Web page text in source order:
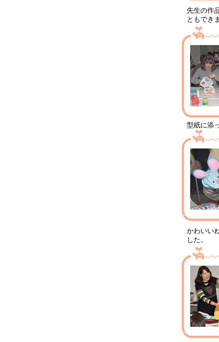
先生の作
ともでき
型紙に添
かわいい
した。